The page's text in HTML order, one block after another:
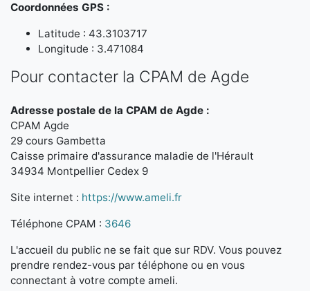
Coordonnées GPS :
Latitude : 43.3103717
Longitude : 3.471084
Pour contacter la CPAM de Agde
Adresse postale de la CPAM de Agde :
CPAM Agde
29 cours Gambetta
Caisse primaire d'assurance maladie de l'Hérault
34934 Montpellier Cedex 9
Site internet : https://www.ameli.fr
Téléphone CPAM : 3646
L'accueil du public ne se fait que sur RDV. Vous pouvez
prendre rendez-vous par téléphone ou en vous
connectant à votre compte ameli.